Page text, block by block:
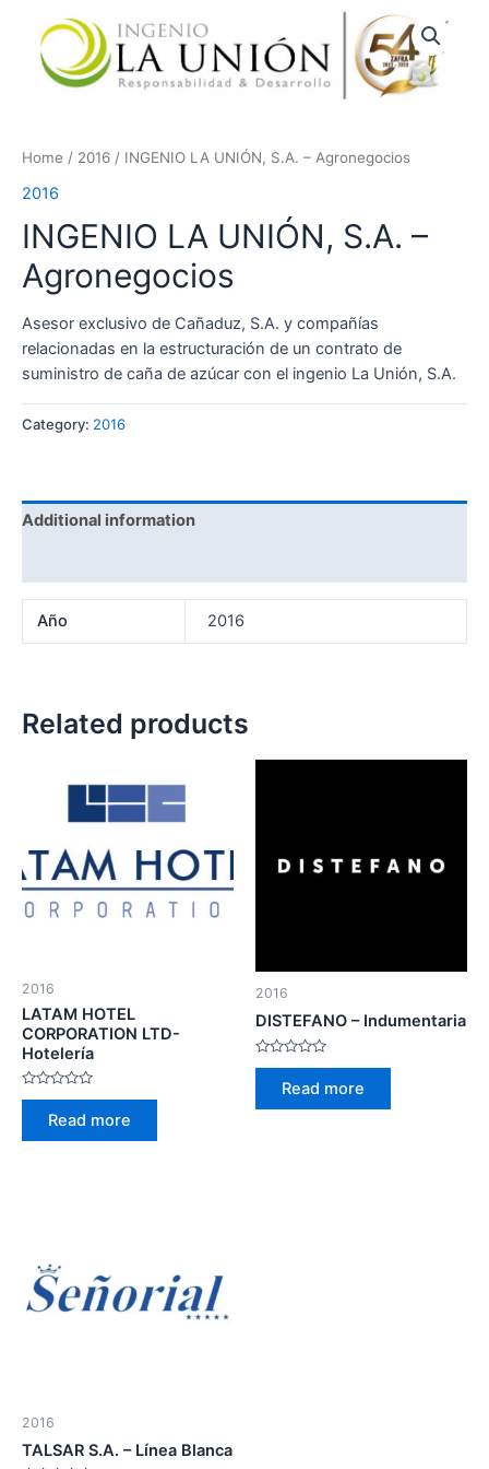
content
Home / 2016 / INGENIO LA UNIÓN, S.A. – Agronegocios
2016
INGENIO LA UNIÓN, S.A. –
Agronegocios
Asesor exclusivo de Cañaduz, S.A. y compañías
relacionadas en la estructuración de un contrato de
suministro de caña de azúcar con el ingenio La Unión, S.A.
Category: 2016
Additional information
Año 2016
Related products
2016
LATAM HOTEL
CORPORATION LTD-
Hotelería
Rated
Read more
2016
DISTEFANO – Indumentaria
Rated
Read more
2016
TALSAR S.A. – Línea Blanca